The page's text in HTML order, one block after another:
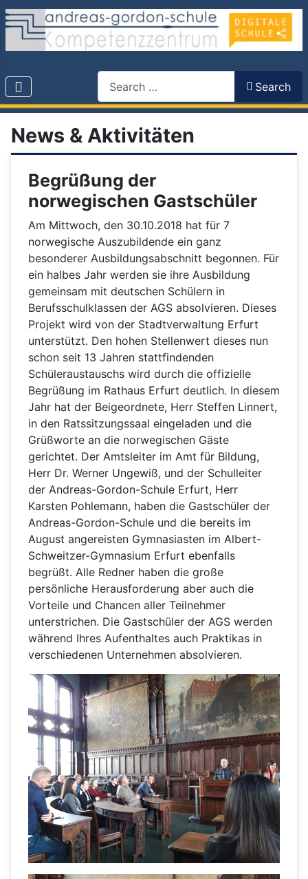
Search
News & Aktivitäten
Begrüßung der
norwegischen Gastschüler
Am Mittwoch, den 30.10.2018 hat für 7
norwegische Auszubildende ein ganz
besonderer Ausbildungsabschnitt begonnen. Für
ein halbes Jahr werden sie ihre Ausbildung
gemeinsam mit deutschen Schülern in
Berufsschulklassen der AGS absolvieren. Dieses
Projekt wird von der Stadtverwaltung Erfurt
unterstützt. Den hohen Stellenwert dieses nun
schon seit 13 Jahren stattfindenden
Schüleraustauschs wird durch die offizielle
Begrüßung im Rathaus Erfurt deutlich. In diesem
Jahr hat der Beigeordnete, Herr Steffen Linnert,
in den Ratssitzungssaal eingeladen und die
Grüßworte an die norwegischen Gäste
gerichtet. Der Amtsleiter im Amt für Bildung,
Herr Dr. Werner Ungewiß, und der Schulleiter
der Andreas-Gordon-Schule Erfurt, Herr
Karsten Pohlemann, haben die Gastschüler der
Andreas-Gordon-Schule und die bereits im
August angereisten Gymnasiasten im Albert-
Schweitzer-Gymnasium Erfurt ebenfalls
begrüßt. Alle Redner haben die große
persönliche Herausforderung aber auch die
Vorteile und Chancen aller Teilnehmer
unterstrichen. Die Gastschüler der AGS werden
während Ihres Aufenthaltes auch Praktikas in
verschiedenen Unternehmen absolvieren.